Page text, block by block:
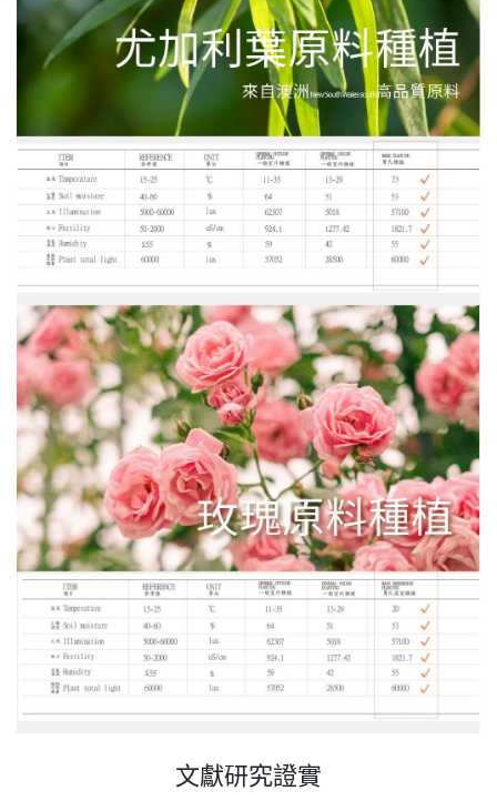
文獻研究證實